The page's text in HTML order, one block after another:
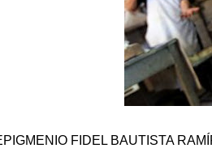
FIDEL BAUTISTA